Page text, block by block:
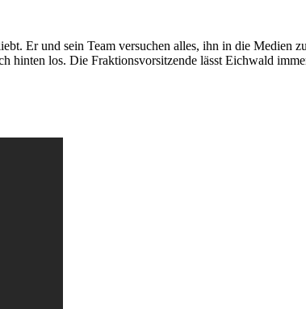
Er und sein Team versuchen alles, ihn in die Medien
hinten los. Die Fraktionsvorsitzende lässt Eichwald